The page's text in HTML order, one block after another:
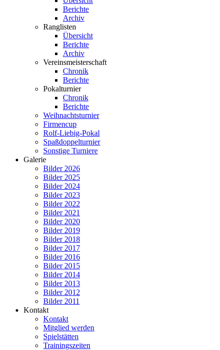
Berichte
Archiv
Ranglisten
Übersicht
Berichte
Archiv
Vereinsmeisterschaft
Chronik
Berichte
Pokalturnier
Chronik
Berichte
Weihnachtsturnier
Firmencup
Rolf-Liebig-Pokal
Spaßdoppelturnier
Sonstige Turniere
Galerie
Bilder 2026
Bilder 2025
Bilder 2024
Bilder 2023
Bilder 2022
Bilder 2021
Bilder 2020
Bilder 2019
Bilder 2018
Bilder 2017
Bilder 2016
Bilder 2015
Bilder 2014
Bilder 2013
Bilder 2012
Bilder 2011
Kontakt
Kontakt
Mitglied werden
Spielstätten
Trainingszeiten